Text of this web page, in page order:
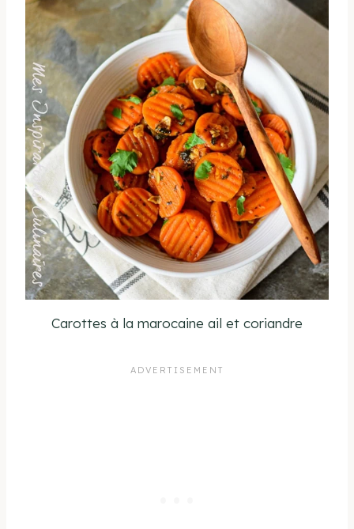
Carottes à la marocaine ail et coriandre